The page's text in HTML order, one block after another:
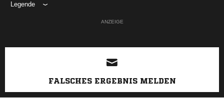
Legende
ANZEIGE
FALSCHES ERGEBNIS MELDEN